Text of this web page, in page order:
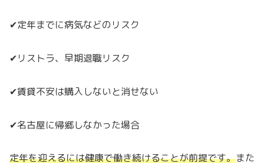
✔定年までに病気などのリスク
✔リストラ、早期退職リスク
✔賃貸不安は購入しないと消せない
✔名古屋に帰郷しなかった場合
定年を迎えるには健康で働き続けることが前提です。また